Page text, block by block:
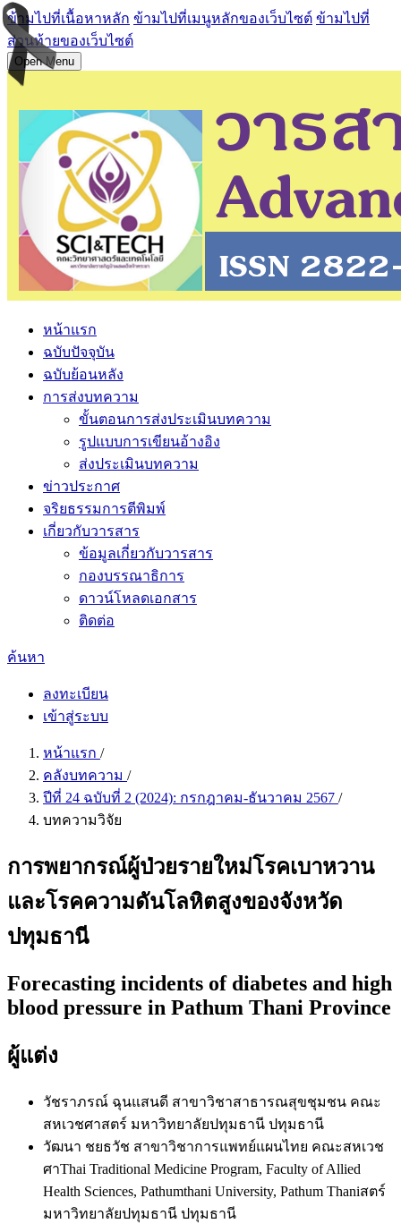
ข้ามไปที่เนื้อหาหลัก ข้ามไปที่เมนูหลักของเว็บไซต์ ข้ามไปที่
ส่วนท้ายของเว็บไซต์
Open Menu
หน้าแรก
ฉบับปัจจุบัน
ฉบับย้อนหลัง
การส่งบทความ
ขั้นตอนการส่งประเมินบทความ
รูปแบบการเขียนอ้างอิง
ส่งประเมินบทความ
ข่าวประกาศ
จริยธรรมการตีพิมพ์
เกี่ยวกับวารสาร
ข้อมูลเกี่ยวกับวารสาร
กองบรรณาธิการ
ดาวน์โหลดเอกสาร
ติดต่อ
ค้นหา
ลงทะเบียน
เข้าสู่ระบบ
หน้าแรก /
คลังบทความ /
ปีที่ 24 ฉบับที่ 2 (2024): กรกฎาคม-ธันวาคม 2567 /
บทความวิจัย
การพยากรณ์ผู้ป่วยรายใหม่โรคเบาหวาน
และโรคความดันโลหิตสูงของจังหวัด
ปทุมธานี
Forecasting incidents of diabetes and high
blood pressure in Pathum Thani Province
ผู้แต่ง
วัชราภรณ์ ฉุนแสนดี สาขาวิชาสาธารณสุขชุมชน คณะ
สหเวชศาสตร์ มหาวิทยาลัยปทุมธานี ปทุมธานี
วัฒนา ชยธวัช สาขาวิชาการแพทย์แผนไทย คณะสหเวช
ศาThai Traditional Medicine Program, Faculty of Allied
Health Sciences, Pathumthani University, Pathum Thaniสตร์
มหาวิทยาลัยปทุมธานี ปทุมธานี